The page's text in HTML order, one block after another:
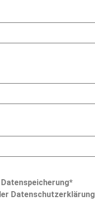
*
Datenschutzerklärung